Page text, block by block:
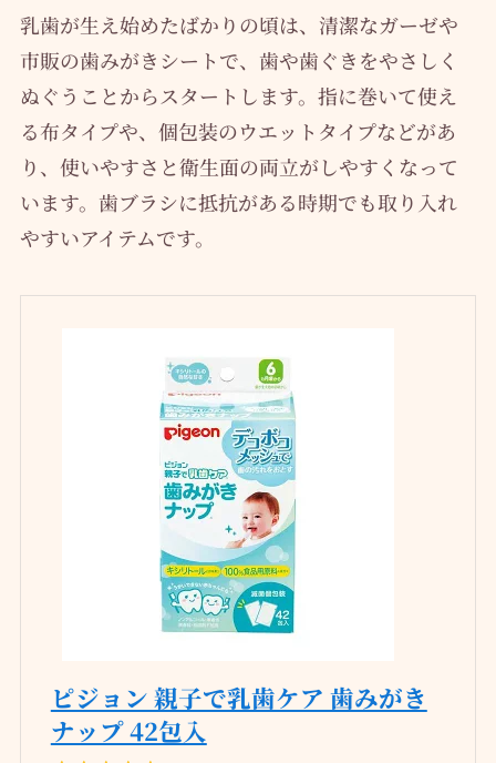
乳歯が生え始めたばかりの頃は、清潔なガーゼや
市販の歯みがきシートで、歯や歯ぐきをやさしく
ぬぐうことからスタートします。指に巻いて使え
る布タイプや、個包装のウエットタイプなどがあ
り、使いやすさと衛生面の両立がしやすくなって
います。歯ブラシに抵抗がある時期でも取り入れ
やすいアイテムです。
ピジョン 親子で乳歯ケア 歯みがき
ナップ 42包入